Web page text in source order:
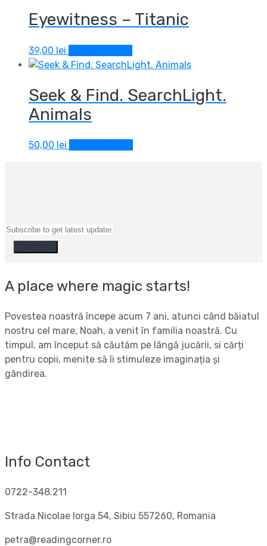
Eyewitness – Titanic
39,00 lei
Seek & Find. SearchLight.
Animals
50,00 lei
A place where magic starts!
Povestea noastră începe acum 7 ani, atunci când băiatul
nostru cel mare, Noah, a venit în familia noastră. Cu
timpul, am început să căutăm pe lângă jucării, si cărți
pentru copii, menite să îi stimuleze imaginația și
gândirea.
Info Contact
0722-348.211
Strada Nicolae Iorga 54, Sibiu 557260, Romania
petra@readingcorner.ro